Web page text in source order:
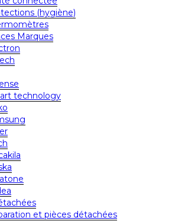
(hygiène)
Marques
technology
et pièces détachées